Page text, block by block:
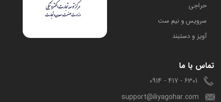
حراجی
سرویس و نیم ست
آویز و دستبند
تماس با ما
6301 - 417 - 0914
support@iliyagohar.com